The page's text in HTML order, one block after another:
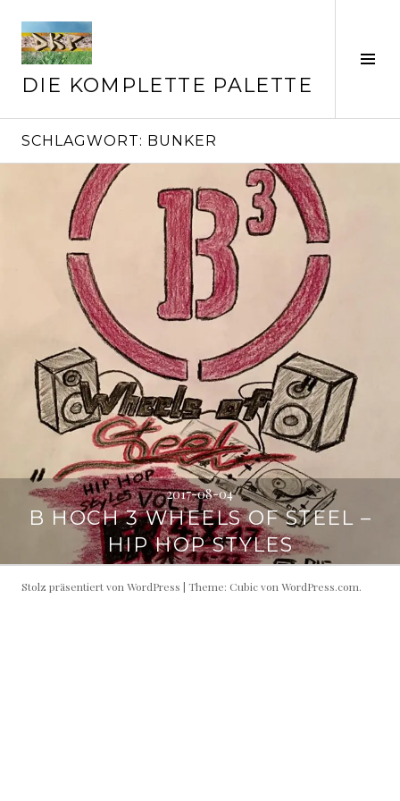
zum
Inhalt
DIE KOMPLETTE PALETTE
SCHLAGWORT: BUNKER
2017-08-04
B HOCH 3 WHEELS OF STEEL –
HIP HOP STYLES
Stolz präsentiert von WordPress | Theme: Cubic von WordPress.com.